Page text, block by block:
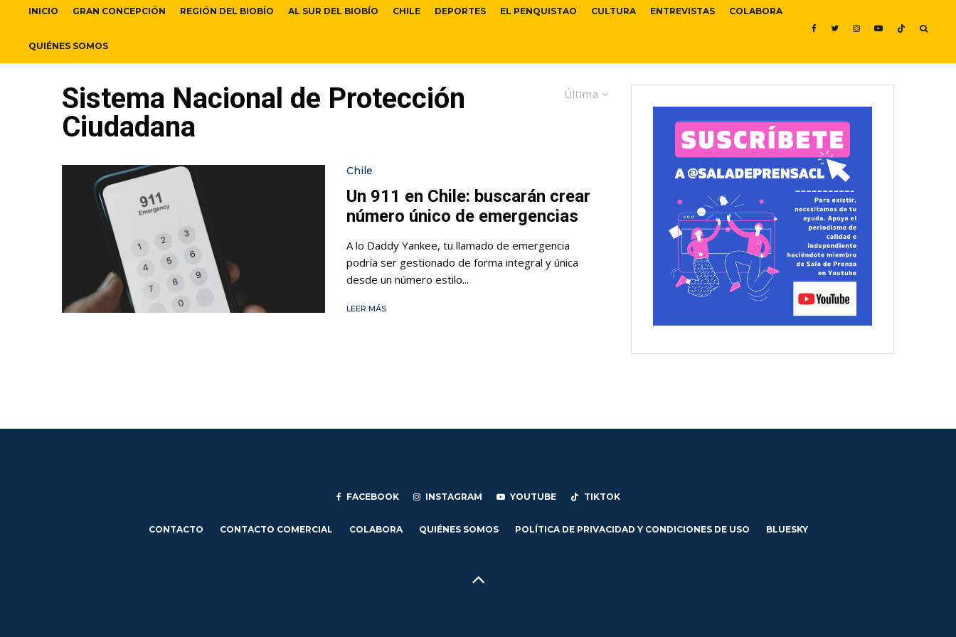
INICIO GRAN CONCEPCIÓN REGIÓN DEL BIOBÍO AL SUR DEL BIOBÍO CHILE DEPORTES EL PENQUISTAO CULTURA ENTREVISTAS COLABORA
QUIÉNES SOMOS
Última
Sistema Nacional de Protección
Ciudadana
Chile
Un 911 en Chile: buscarán crear
número único de emergencias
A lo Daddy Yankee, tu llamado de emergencia
podría ser gestionado de forma integral y única
desde un número estilo...
LEER MÁS
FACEBOOK INSTAGRAM YOUTUBE TIKTOK
CONTACTO CONTACTO COMERCIAL COLABORA QUIÉNES SOMOS POLÍTICA DE PRIVACIDAD Y CONDICIONES DE USO BLUESKY